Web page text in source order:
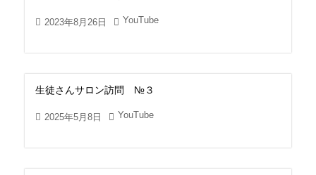
2023年8月26日 YouTube
生徒さんサロン訪問 №３
2025年5月8日 YouTube